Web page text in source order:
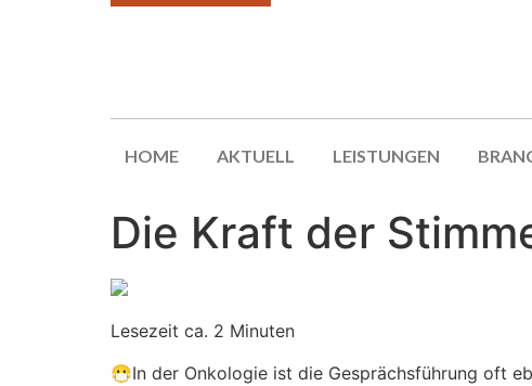
HOME AKTUELL LEISTUNGEN
Die Kraft der
Lesezeit ca. 2 Minuten
😷In der Onkologie ist die Gesprächsführung oft